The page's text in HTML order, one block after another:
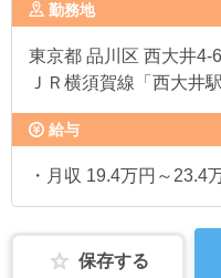
勤務地
東京都 品川区 西大井4-
ＪＲ横須賀線「西大井
給与
・月収 19.4万円～
保存する